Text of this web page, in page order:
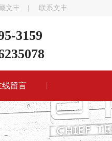
文丰 联系文丰
3159
线留言